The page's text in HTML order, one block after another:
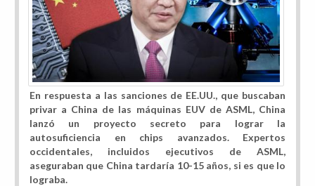
En respuesta a las sanciones de EE.UU., que buscaban
privar a China de las máquinas EUV de ASML, China
lanzó un proyecto secreto para lograr la
autosuficiencia en chips avanzados. Expertos
occidentales, incluidos ejecutivos de ASML,
aseguraban que China tardaría 10-15 años, si es que lo
lograba.